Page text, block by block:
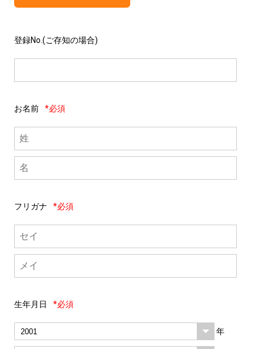
登録No.(ご存知の場合)
お名前 *必須
フリガナ *必須
生年月日 *必須
年